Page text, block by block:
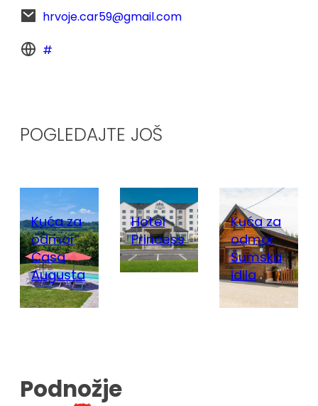
hrvoje.car59@gmail.com
#
POGLEDAJTE JOŠ
Kuća za
odmor
Casa
Augusta
Hotel
Princess
Kuća za
odmor
Šumska
idila
Podnožje